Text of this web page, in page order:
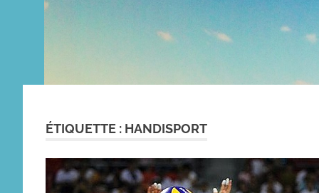
ÉTIQUETTE : HANDISPORT